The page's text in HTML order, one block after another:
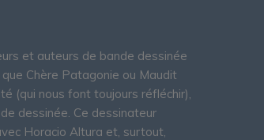
et auteurs de bande dessinée
Chère Patagonie ou Maudit
(qui nous font toujours réfléchir),
dessinée. Ce dessinateur
Horacio Altura et, surtout,